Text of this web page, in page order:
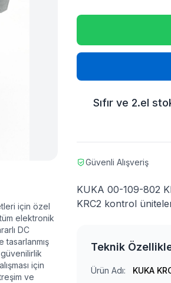
için özel
elektronik
DC
tasarlanmış
güvenilirlik
için
ve
Sıfır ve 2.el
Güvenli Alışveriş
KUKA 00-109-802
KRC2 kontrol
Teknik
Ürün Adı: KUKA